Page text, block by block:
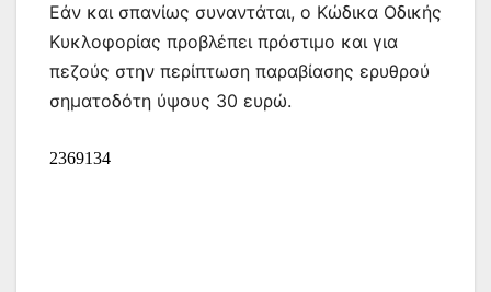
Εάν και σπανίως συναντάται, ο Κώδικα Οδικής
Κυκλοφορίας προβλέπει πρόστιμο και για
πεζούς στην περίπτωση παραβίασης ερυθρού
σηματοδότη ύψους 30 ευρώ.